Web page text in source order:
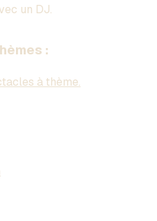
un DJ.
:
à thème.